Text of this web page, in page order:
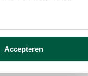
ga je akkoord met het
Accepteren